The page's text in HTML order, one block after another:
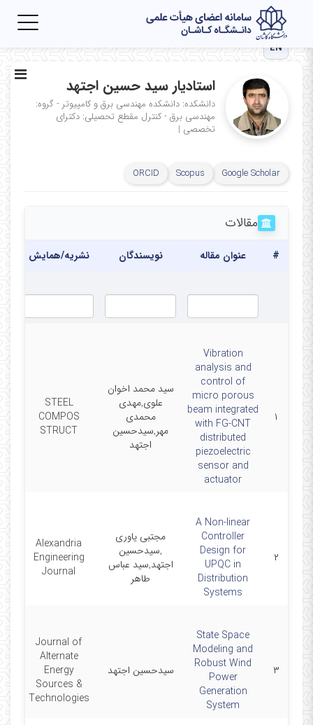
EN
استادیار سید حسین اجتهد
دانشکده: دانشکده مهندسی برق و کامپیوتر - گروه:
مهندسی برق - کنترل مقطع تحصیلی: دکترای
تخصصی |
Google Scholar
Scopus
ORCID
مقالات
# عنوان مقاله نویسندگان نشریه/همایش
۱
Vibration
analysis and
control of
micro porous
beam integrated
with FG-CNT
distributed
piezoelectric
sensor and
actuator
سید محمد اخوان
علوی,مهدی
محمدی
مهر,سیدحسین
اجتهد
STEEL
COMPOS
STRUCT
۲
A Non-linear
Controller
Design for
UPQC in
Distribution
Systems
مجتبی یاوری
,سیدحسین
اجتهد,سید عباس
طاهر
Alexandria
Engineering
Journal
۳
State Space
Modeling and
Robust Wind
Power
Generation
System
سیدحسین اجتهد
Journal of
Alternate
Energy
Sources &
Technologies